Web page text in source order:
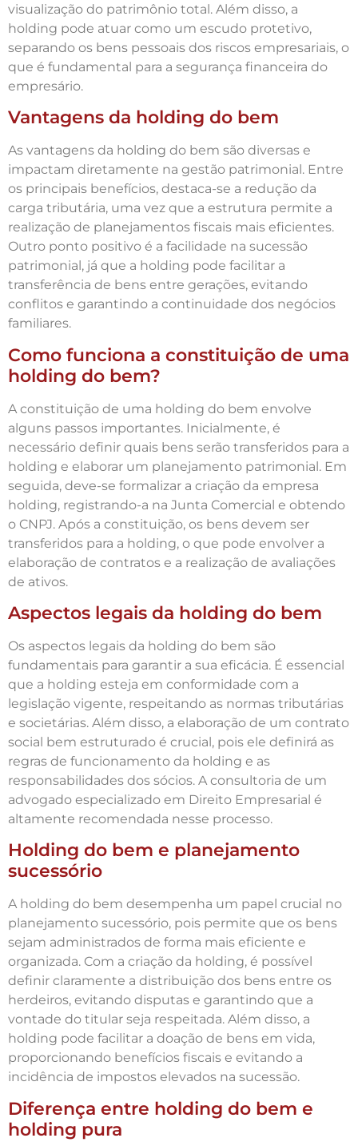
visualização do patrimônio total. Além disso, a
holding pode atuar como um escudo protetivo,
separando os bens pessoais dos riscos empresariais, o
que é fundamental para a segurança financeira do
empresário.
Vantagens da holding do bem
As vantagens da holding do bem são diversas e
impactam diretamente na gestão patrimonial. Entre
os principais benefícios, destaca-se a redução da
carga tributária, uma vez que a estrutura permite a
realização de planejamentos fiscais mais eficientes.
Outro ponto positivo é a facilidade na sucessão
patrimonial, já que a holding pode facilitar a
transferência de bens entre gerações, evitando
conflitos e garantindo a continuidade dos negócios
familiares.
Como funciona a constituição de uma
holding do bem?
A constituição de uma holding do bem envolve
alguns passos importantes. Inicialmente, é
necessário definir quais bens serão transferidos para a
holding e elaborar um planejamento patrimonial. Em
seguida, deve-se formalizar a criação da empresa
holding, registrando-a na Junta Comercial e obtendo
o CNPJ. Após a constituição, os bens devem ser
transferidos para a holding, o que pode envolver a
elaboração de contratos e a realização de avaliações
de ativos.
Aspectos legais da holding do bem
Os aspectos legais da holding do bem são
fundamentais para garantir a sua eficácia. É essencial
que a holding esteja em conformidade com a
legislação vigente, respeitando as normas tributárias
e societárias. Além disso, a elaboração de um contrato
social bem estruturado é crucial, pois ele definirá as
regras de funcionamento da holding e as
responsabilidades dos sócios. A consultoria de um
advogado especializado em Direito Empresarial é
altamente recomendada nesse processo.
Holding do bem e planejamento
sucessório
A holding do bem desempenha um papel crucial no
planejamento sucessório, pois permite que os bens
sejam administrados de forma mais eficiente e
organizada. Com a criação da holding, é possível
definir claramente a distribuição dos bens entre os
herdeiros, evitando disputas e garantindo que a
vontade do titular seja respeitada. Além disso, a
holding pode facilitar a doação de bens em vida,
proporcionando benefícios fiscais e evitando a
incidência de impostos elevados na sucessão.
Diferença entre holding do bem e
holding pura